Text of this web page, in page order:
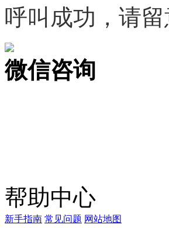
呼叫成功，请
微信咨询
帮助中心
新手指南 常见问题 网站地图